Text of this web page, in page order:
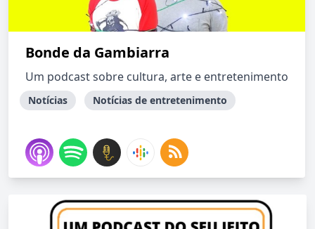
Bonde da Gambiarra
Um podcast sobre cultura, arte e entretenimento
Notícias Notícias de entretenimento